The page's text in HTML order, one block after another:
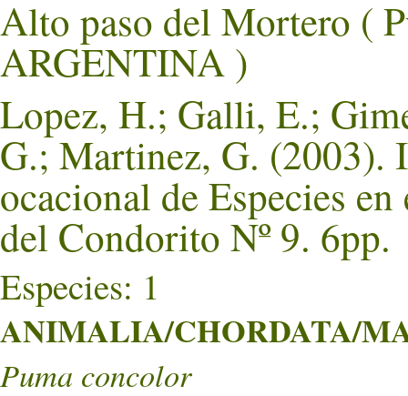
Alto paso del Mortero (
ARGENTINA )
Lopez, H.; Galli, E.;
G.; Martinez, G. (2003).
ocacional de Especies
del Condorito Nº 9. 6pp.
Especies: 1
ANIMALIA/CHORDATA/
Puma concolor